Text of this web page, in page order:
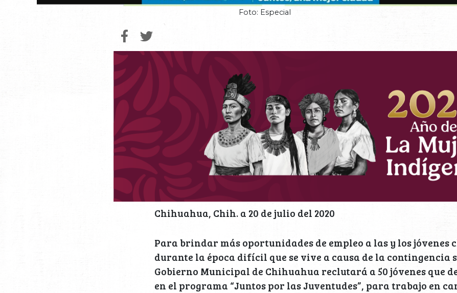
Foto: Especial
Chihuahua, Chih. a 20 de julio del 2020
Para brindar más oportunidades de empleo a las y los jóvenes
durante la época difícil que se vive a causa de la contingencia
Gobierno Municipal de Chihuahua reclutará a 50 jóvenes que
en el programa “Juntos por las Juventudes”, para trabajo en